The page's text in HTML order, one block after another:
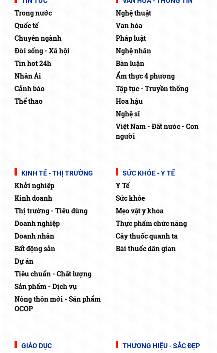
Trong nước
Quốc tế
Chuyên ngành
Đời sống - Xã hội
Tin hot 24h
Nhân Ái
Cảnh báo
Thể thao
Nghệ thuật
Văn hóa
Pháp luật
Nghệ nhân
Bàn luận
Ẩm thực 4 phương
Tập tục - Truyền thống
Hoa hậu
Nghệ sĩ
Việt Nam - Đất nước - Con
người
KINH TẾ - THỊ TRƯỜNG
Khởi nghiệp
Kinh doanh
Thị trường - Tiêu dùng
Doanh nghiệp
Doanh nhân
Bất động sản
Dự án
Tiêu chuẩn - Chất lượng
Sản phẩm - Dịch vụ
Nông thôn mới - Sản phẩm
OCOP
SỨC KHỎE - Y TẾ
Y Tế
Sức khỏe
Mẹo vặt y khoa
Thực phẩm chức năng
Cây thuốc quanh ta
Bài thuốc dân gian
GIÁO DỤC THƯƠNG HIỆU - SẮC ĐẸP